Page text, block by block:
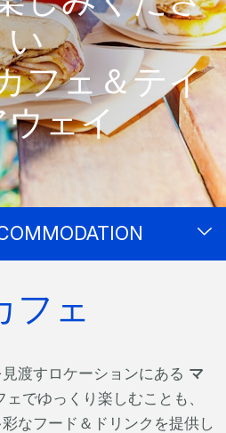
い
フェ＆テイ
ェイ
フェ
渡すロケーションにある マ
ェでゆっくり楽しむことも、
なフード＆ドリンクを提供し